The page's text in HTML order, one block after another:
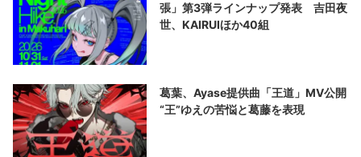
張」第3弾ラインナップ発表 吉田夜
世、KAIRUIほか40組
葛葉、Ayase提供曲「王道」MV公開
“王”ゆえの苦悩と葛藤を表現